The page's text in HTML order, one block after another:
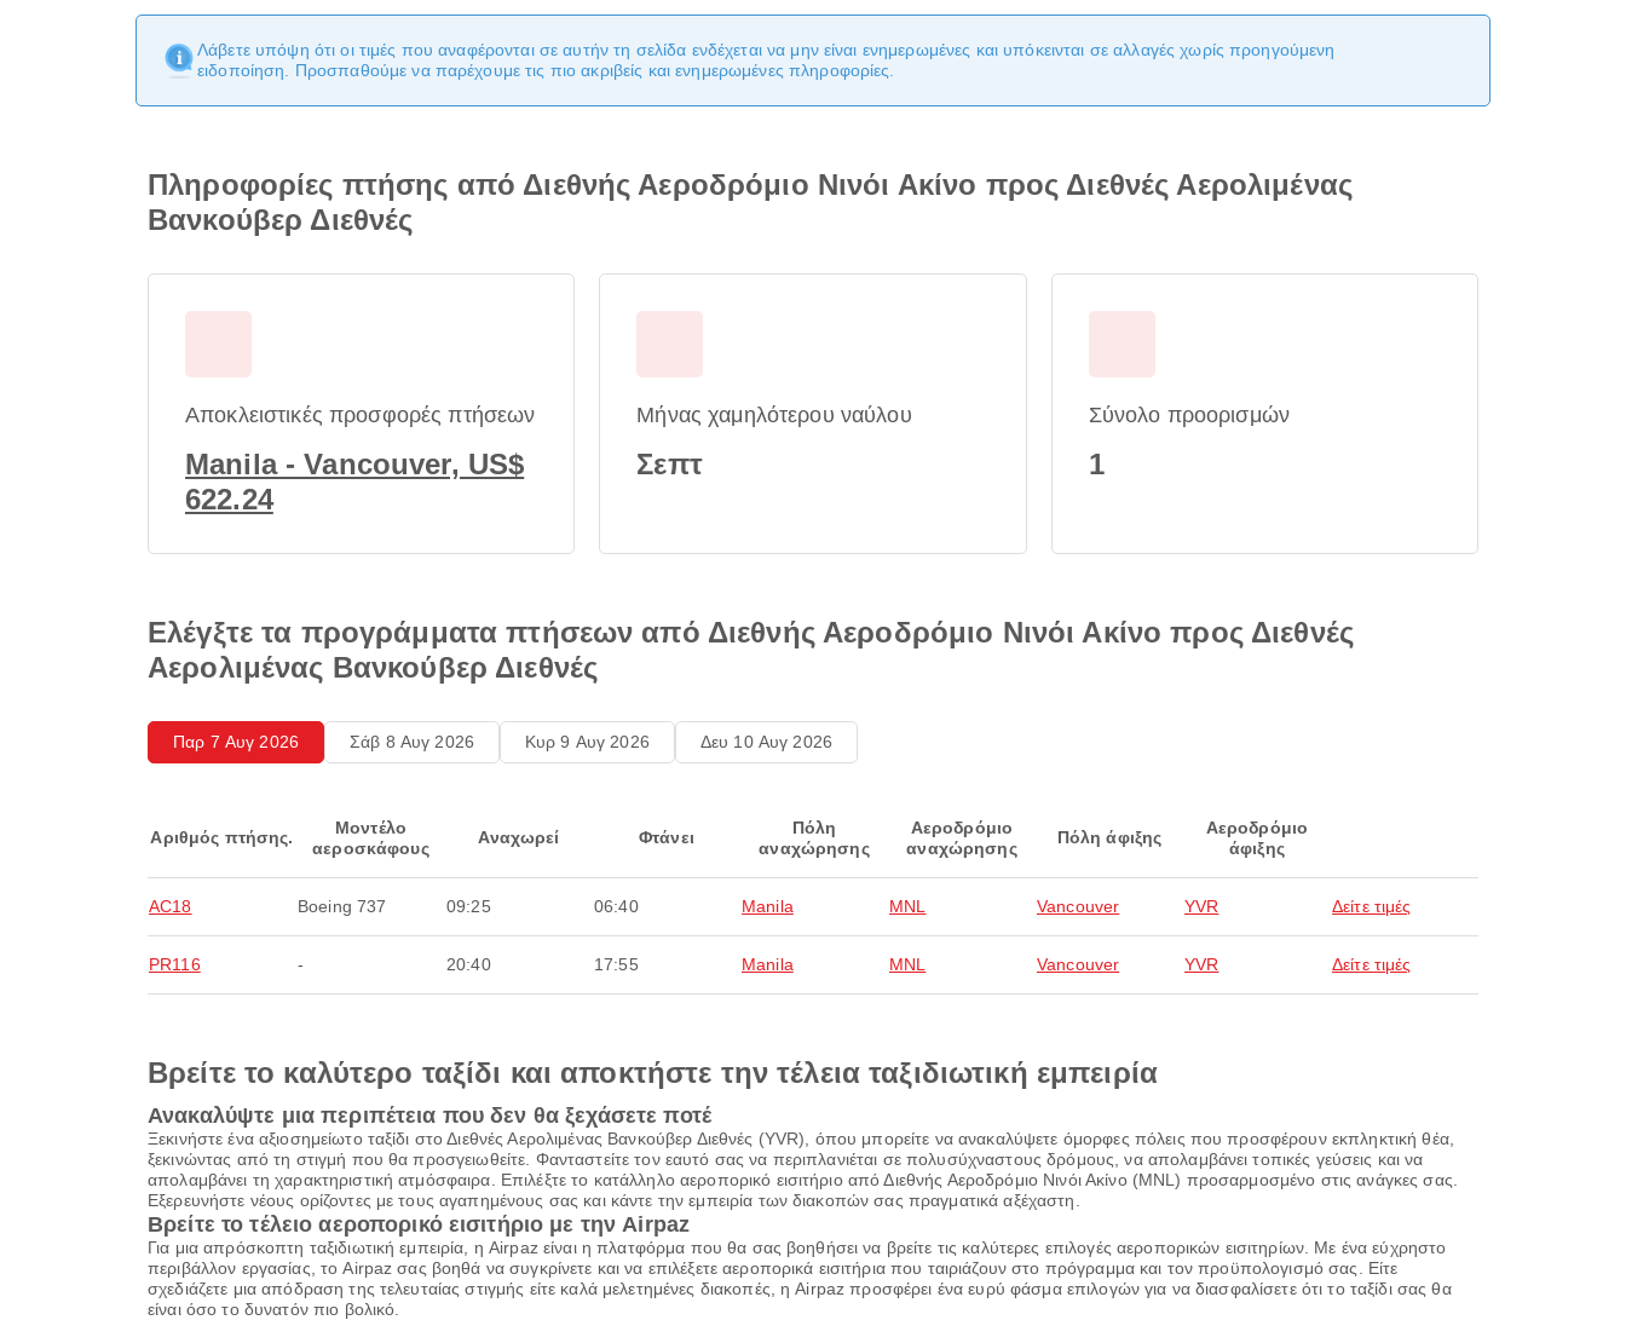
Λάβετε υπόψη ότι οι τιμές που αναφέρονται σε αυτήν τη σελίδα ενδέχεται να μην είναι ενημερωμένες και υπόκεινται σε αλλαγές χωρίς προηγούμενη
ειδοποίηση. Προσπαθούμε να παρέχουμε τις πιο ακριβείς και ενημερωμένες πληροφορίες.
Πληροφορίες πτήσης από Διεθνής Αεροδρόμιο Νινόι Ακίνο προς Διεθνές Αερολιμένας
Βανκούβερ Διεθνές
Αποκλειστικές προσφορές πτήσεων
Manila - Vancouver, US$
622.24
Μήνας χαμηλότερου ναύλου
Σεπτ
Σύνολο προορισμών
1
Ελέγξτε τα προγράμματα πτήσεων από Διεθνής Αεροδρόμιο Νινόι Ακίνο προς Διεθνές
Αερολιμένας Βανκούβερ Διεθνές
Παρ 7 Αυγ 2026 Σάβ 8 Αυγ 2026 Κυρ 9 Αυγ 2026 Δευ 10 Αυγ 2026
Αριθμός πτήσης.
Μοντέλο
αεροσκάφους
Αναχωρεί Φτάνει
Πόλη
αναχώρησης
Αεροδρόμιο
αναχώρησης
Πόλη άφιξης
Αεροδρόμιο
άφιξης
AC18 Boeing 737 09:25 06:40 Manila MNL Vancouver YVR Δείτε τιμές
PR116 - 20:40 17:55 Manila MNL Vancouver YVR Δείτε τιμές
Βρείτε το καλύτερο ταξίδι και αποκτήστε την τέλεια ταξιδιωτική εμπειρία
Ανακαλύψτε μια περιπέτεια που δεν θα ξεχάσετε ποτέ
Ξεκινήστε ένα αξιοσημείωτο ταξίδι στο Διεθνές Αερολιμένας Βανκούβερ Διεθνές (YVR), όπου μπορείτε να ανακαλύψετε όμορφες πόλεις που προσφέρουν εκπληκτική θέα,
ξεκινώντας από τη στιγμή που θα προσγειωθείτε. Φανταστείτε τον εαυτό σας να περιπλανιέται σε πολυσύχναστους δρόμους, να απολαμβάνει τοπικές γεύσεις και να
απολαμβάνει τη χαρακτηριστική ατμόσφαιρα. Επιλέξτε το κατάλληλο αεροπορικό εισιτήριο από Διεθνής Αεροδρόμιο Νινόι Ακίνο (MNL) προσαρμοσμένο στις ανάγκες σας.
Εξερευνήστε νέους ορίζοντες με τους αγαπημένους σας και κάντε την εμπειρία των διακοπών σας πραγματικά αξέχαστη.
Βρείτε το τέλειο αεροπορικό εισιτήριο με την Airpaz
Για μια απρόσκοπτη ταξιδιωτική εμπειρία, η Airpaz είναι η πλατφόρμα που θα σας βοηθήσει να βρείτε τις καλύτερες επιλογές αεροπορικών εισιτηρίων. Με ένα εύχρηστο
περιβάλλον εργασίας, το Airpaz σας βοηθά να συγκρίνετε και να επιλέξετε αεροπορικά εισιτήρια που ταιριάζουν στο πρόγραμμα και τον προϋπολογισμό σας. Είτε
σχεδιάζετε μια απόδραση της τελευταίας στιγμής είτε καλά μελετημένες διακοπές, η Airpaz προσφέρει ένα ευρύ φάσμα επιλογών για να διασφαλίσετε ότι το ταξίδι σας θα
είναι όσο το δυνατόν πιο βολικό.